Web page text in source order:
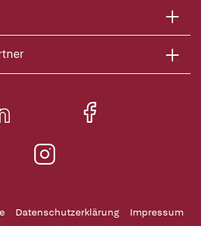
Datenschutzerklärung
Impressum